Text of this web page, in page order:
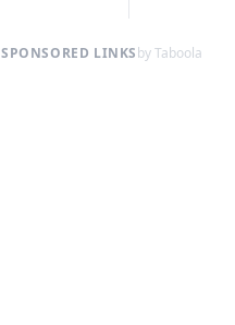
SPONSORED LINKSby Taboola